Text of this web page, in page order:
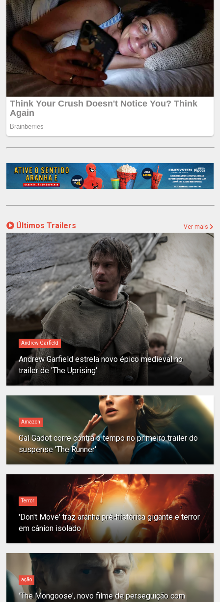
Últimos Trailers Ver mais
Andrew Garfield
Andrew Garfield estrela novo épico medieval no
trailer de 'The Uprising'
Amazon
Gal Gadot corre contra o tempo no primeiro trailer do
suspense 'The Runner'
Terror
'Don't Move' traz aranha pré-histórica gigante e terror
em cânion isolado
ação
'The Mongoose', novo filme de perseguição com